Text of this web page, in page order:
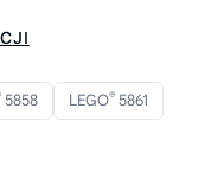
5858 LEGO® 5861